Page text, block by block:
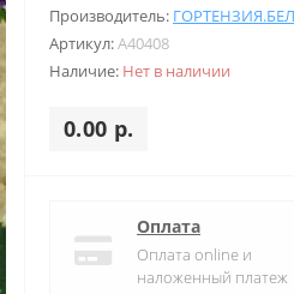
Производитель: ГОРТЕНЗИЯ.БЕЛ
Артикул:A40408
Наличие: Нет в наличии
0.00 р.
Оплата
Оплата online и
наложенный платеж